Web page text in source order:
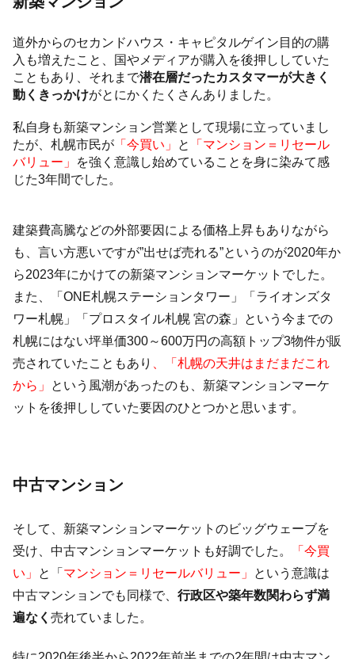
道外からのセカンドハウス・キャピタルゲイン目的の購
入も増えたこと、国やメディアが購入を後押ししていた
こともあり、それまで潜在層だったカスタマーが大きく
動くきっかけがとにかくたくさんありました。
私自身も新築マンション営業として現場に立っていまし
たが、札幌市民が 「今買い」 と
「マンション＝リセール
バリュー」 を強く意識し始めていることを身に染みて感
じた3年間でした。
建築費高騰などの外部要因による価格上昇もありながら
も、言い方悪いですが”出せば売れる”というのが2020年か
ら2023年にかけての新築マンションマーケットでした。
また、「ONE札幌ステーションタワー」「ライオンズタ
ワー札幌」「プロスタイル札幌 宮の森」という今までの
札幌にはない坪単価300～600万円の高額トップ3物件が販
売されていたこともあり
、「札幌の天井はまだまだこれ
から」 という風潮があったのも、新築マンションマーケ
ットを後押ししていた要因のひとつかと思います。
中古マンション
そして、新築マンションマーケットのビッグウェーブを
受け、中古マンションマーケットも好調でした。
「今買
い」 と「マンション＝リセールバリュー」 という意識は
中古マンションでも同様で、行政区や築年数関わらず満
遍なく売れていました。